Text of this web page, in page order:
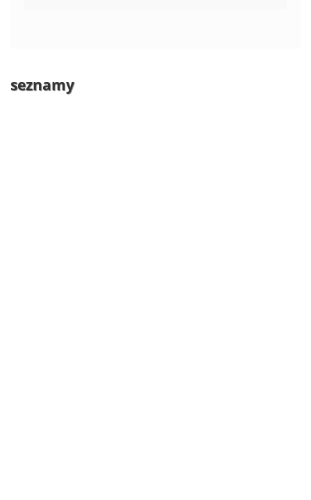
seznamy